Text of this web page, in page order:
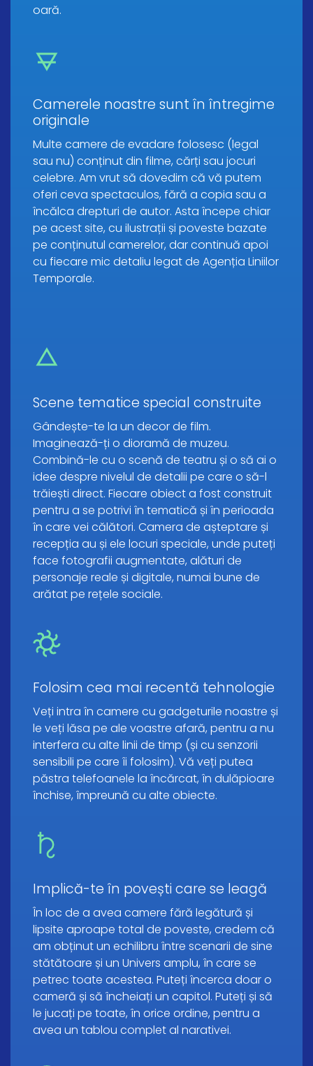
oară.
Camerele noastre sunt în întregime
originale
Multe camere de evadare folosesc (legal
sau nu) conținut din filme, cărți sau jocuri
celebre. Am vrut să dovedim că vă putem
oferi ceva spectaculos, fără a copia sau a
încălca drepturi de autor. Asta începe chiar
pe acest site, cu ilustrații și poveste bazate
pe conținutul camerelor, dar continuă apoi
cu fiecare mic detaliu legat de Agenția Liniilor
Temporale.
Scene tematice special construite
Gândește-te la un decor de film.
Imaginează-ți o dioramă de muzeu.
Combină-le cu o scenă de teatru și o să ai o
idee despre nivelul de detalii pe care o să-l
trăiești direct. Fiecare obiect a fost construit
pentru a se potrivi în tematică și în perioada
în care vei călători. Camera de așteptare și
recepția au și ele locuri speciale, unde puteți
face fotografii augmentate, alături de
personaje reale și digitale, numai bune de
arătat pe rețele sociale.
Folosim cea mai recentă tehnologie
Veți intra în camere cu gadgeturile noastre și
le veți lăsa pe ale voastre afară, pentru a nu
interfera cu alte linii de timp (și cu senzorii
sensibili pe care îi folosim). Vă veți putea
păstra telefoanele la încărcat, în dulăpioare
închise, împreună cu alte obiecte.
Implică-te în povești care se leagă
În loc de a avea camere fără legătură și
lipsite aproape total de poveste, credem că
am obținut un echilibru între scenarii de sine
stătătoare și un Univers amplu, în care se
petrec toate acestea. Puteți încerca doar o
cameră și să încheiați un capitol. Puteți și să
le jucați pe toate, în orice ordine, pentru a
avea un tablou complet al narativei.